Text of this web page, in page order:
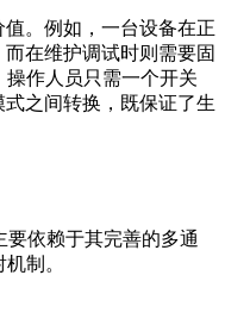
。例如，一台设备在正
在维护调试时则需要固
作人员只需一个开关
之间转换，既保证了生
依赖于其完善的多通
制。